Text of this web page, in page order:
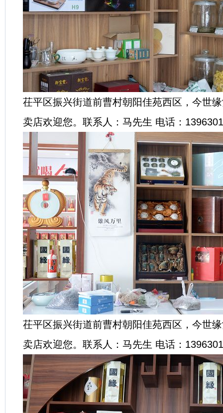
茌平区振兴街道前曹村朝阳佳苑西区，今世
卖店欢迎您。联系人：马先生 电话：
茌平区振兴街道前曹村朝阳佳苑西区，今世
卖店欢迎您。联系人：马先生 电话：